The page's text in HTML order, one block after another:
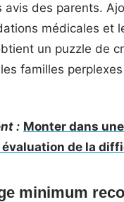
avis des parents.
médicales et
un puzzle de
familles
: Monter dans
de la
minimum